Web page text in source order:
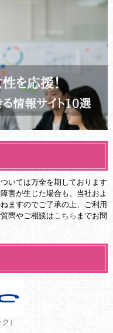
いては万全を期しております
害が生じた場合も、当社およ
ますのでご了承の上、ご利用
問やご相談は こちら までお問
）